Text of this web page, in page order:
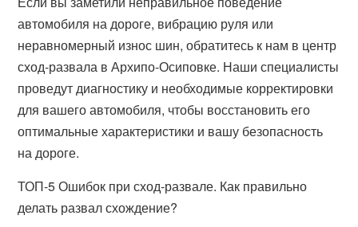
автомобиля на дороге, вибрацию руля или
неравномерный износ шин, обратитесь к нам в центр
сход-развала в Архипо-Осиповке. Наши специалисты
проведут диагностику и необходимые корректировки
для вашего автомобиля, чтобы восстановить его
оптимальные характеристики и вашу безопасность
на дороге.
ТОП-5 Ошибок при сход-развале. Как правильно
делать развал схождение?